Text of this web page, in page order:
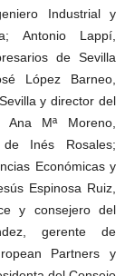
Industrial y
Antonio Lappí,
de Sevilla
López Barneo,
y director del
Mª Moreno,
de Inés Rosales;
Económicas y
Espinosa Ruiz,
y consejero del
gerente de
Partners y